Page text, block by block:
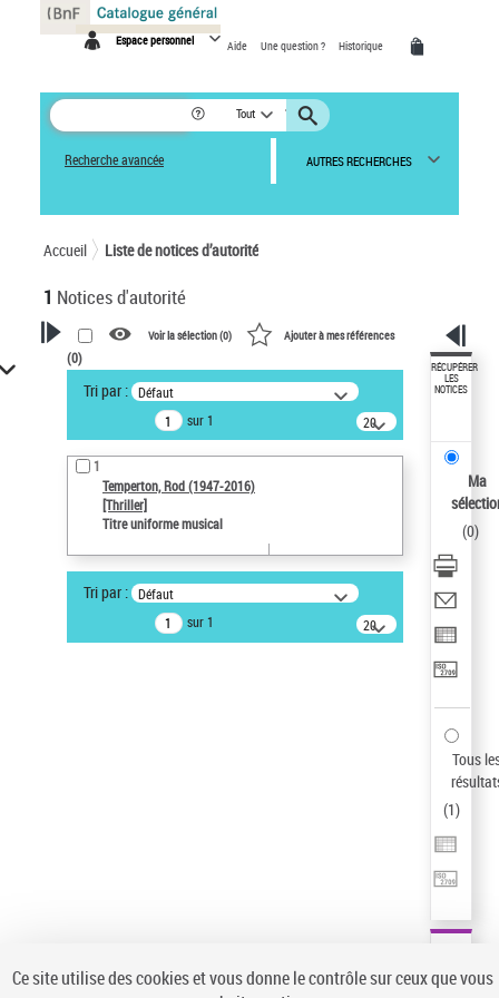
Espace personnel Aide Une question ? Historique
Tout
Recherche avancée AUTRES RECHERCHES
Accueil Liste de notices d’autorité
1 Notices d'autorité
VOTRE RECHERCHE
Recherche avancée dans les
notices d’autorité
Œuvres liées à l'auteur :
Temperton, Rod (1947-2016)
Auteur d’œuvre
ne s'applique pas
Type de notice d'autorité
Voir la sélection (0) Ajouter à mes références
(0)
Tri par : Défaut
sur 1
20
résultats/page
1
Temperton, Rod (1947-2016)
[Thriller]
Titre uniforme musical
Tri par : Défaut
sur 1
20
résultats/page
RÉCUPÉRER
LES
NOTICES
Ma
(0)
Tous
(1)
Panneau de gestion des cookies
Ce site utilise des cookies et vous donne le contrôle sur ceux que vous